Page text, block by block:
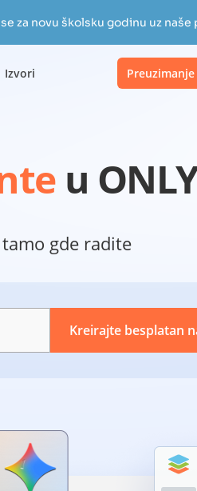
za novu školsku godinu uz
Izvori Preuzimanje
u
gde radite
Kreirajte besplatan